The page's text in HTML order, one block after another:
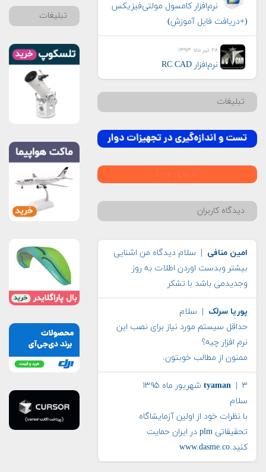
نرم‌افزار کامسول مولتی‌فیزیکس
(+دریافت فایل آموزش)
۲۸ تیر ماه ۱۳۹۳
نرم‌افزار RC CAD
تبلیغات
دیدگاه کاربران
امین منافی | سلام دیدگاه من اشنایی
بیشتر وبدست اوردن اطلات به روز
وجدیدمی باشد با تشکر
پوریا سرلک | سلام
حداقل سیستم مورد نیاز برای نصب این
نرم افزار چیه؟
ممنون از مطالب خوبتون.
tyaman | ۳ شهریور ماه ۱۳۹۵
سلام
با نظرات خود از اولین آزمایشاگاه
تحقیقاتی plm در ایران حمایت
کنید.www.dasme.co
تبلیغات